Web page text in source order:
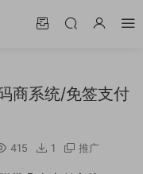
商系统/免签支付
415 1 推广